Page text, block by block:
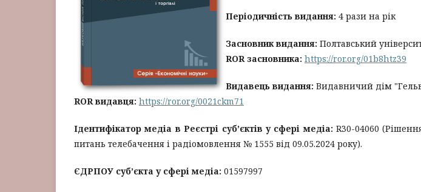
Періодичність видання: 4 рази на рік
Засновник видання: Полтавський
ROR засновника: https://ror.org/01b8htz39
Видавець видання: Видавничий дім
ROR видавця: https://ror.org/0021ckm71
Ідентифікатор медіа в Реєстрі суб’єктів у сфері медіа:R30-04060
питань телебачення і радіомовлення № 1555 від 09.05.2024 року).
ЄДРПОУ суб’єкта у сфері медіа: 01597997